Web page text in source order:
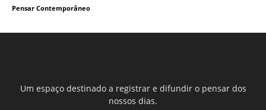
Pensar Contemporâneo
Um espaço destinado a registrar e difundir o pensar dos
nossos dias.